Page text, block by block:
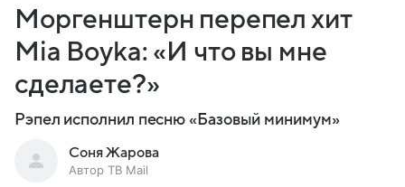
Моргенштерн перепел хит
Mia Boyka: «И что вы мне
сделаете?»
Рэпел исполнил песню «Базовый минимум»
Соня Жарова
Автор ТВ Mail